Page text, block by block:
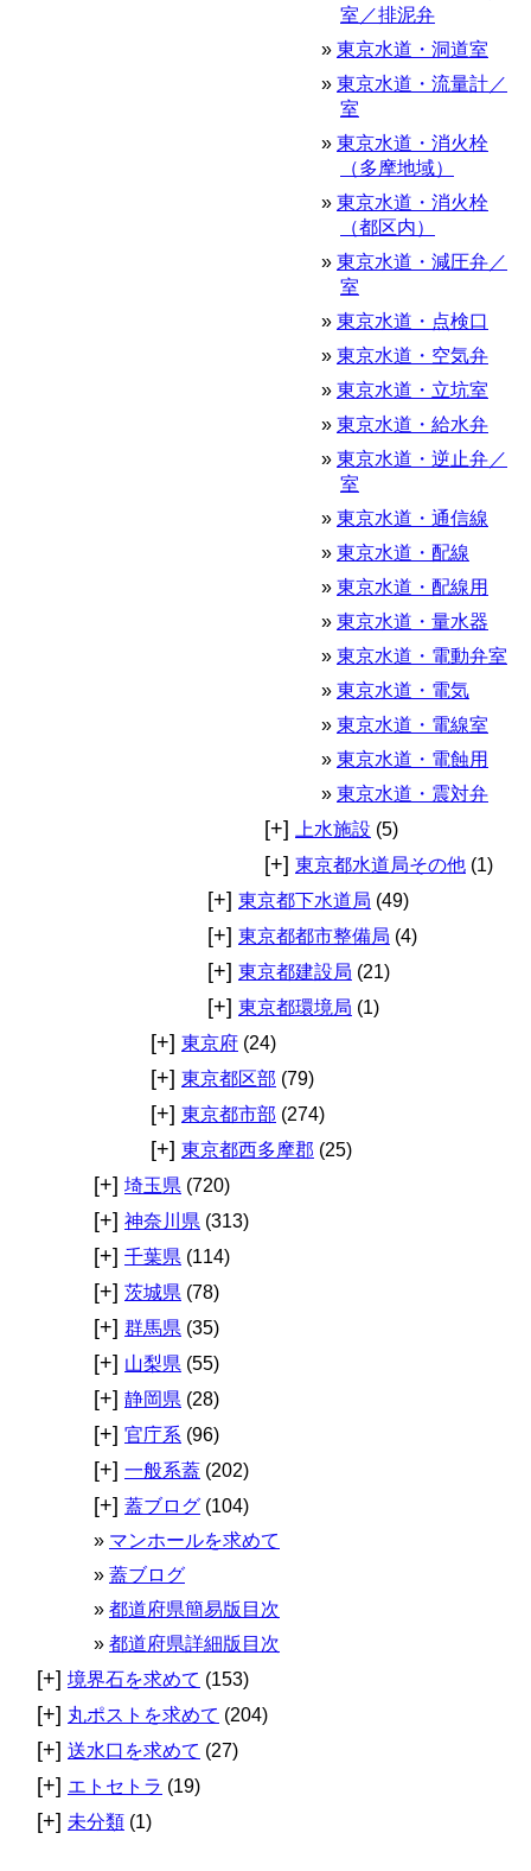
室／排泥弁
東京水道・洞道室
東京水道・流量計／
室
東京水道・消火栓
（多摩地域）
東京水道・消火栓
（都区内）
東京水道・減圧弁／
室
東京水道・点検口
東京水道・空気弁
東京水道・立坑室
東京水道・給水弁
東京水道・逆止弁／
室
東京水道・通信線
東京水道・配線
東京水道・配線用
東京水道・量水器
東京水道・電動弁室
東京水道・電気
東京水道・電線室
東京水道・電蝕用
東京水道・震対弁
[+] 上水施設 (5)
[+] 東京都水道局その他 (1)
[+] 東京都下水道局 (49)
[+] 東京都都市整備局 (4)
[+] 東京都建設局 (21)
[+] 東京都環境局 (1)
[+] 東京府 (24)
[+] 東京都区部 (79)
[+] 東京都市部 (274)
[+] 東京都西多摩郡 (25)
[+] 埼玉県 (720)
[+] 神奈川県 (313)
[+] 千葉県 (114)
[+] 茨城県 (78)
[+] 群馬県 (35)
[+] 山梨県 (55)
[+] 静岡県 (28)
[+] 官庁系 (96)
[+] 一般系蓋 (202)
[+] 蓋ブログ (104)
マンホールを求めて
蓋ブログ
都道府県簡易版目次
都道府県詳細版目次
[+] 境界石を求めて (153)
[+] 丸ポストを求めて (204)
[+] 送水口を求めて (27)
[+] エトセトラ (19)
[+] 未分類 (1)